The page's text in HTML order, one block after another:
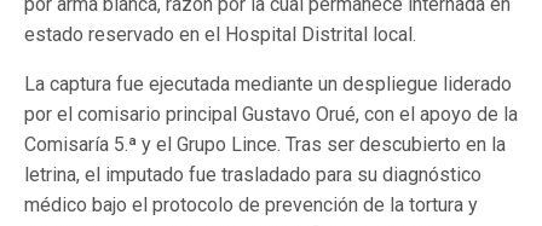
estado reservado en el Hospital Distrital local.
La captura fue ejecutada mediante un despliegue liderado
por el comisario principal Gustavo Orué, con el apoyo de la
Comisaría 5.ª y el Grupo Lince. Tras ser descubierto en la
letrina, el imputado fue trasladado para su diagnóstico
médico bajo el protocolo de prevención de la tortura y